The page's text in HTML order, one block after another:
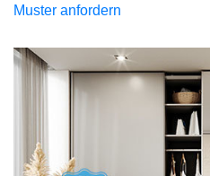
Muster anfordern